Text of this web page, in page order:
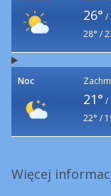
26° /
28° /
Noc
21° /
22° /
Więcej